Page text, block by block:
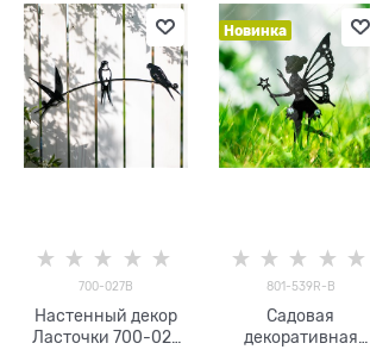
700-027B
Настенный декор
Ласточки 700-027
Новинка
801-539R-B
Садовая
декоративная